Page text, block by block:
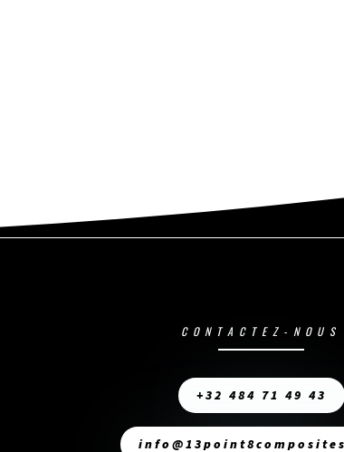
CONTACTEZ-NOUS
+32 484 71 49 43